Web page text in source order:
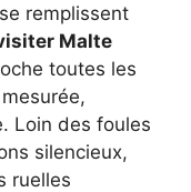
remplissent
Malte
toutes les
Loin des foules
silencieux,
ruelles